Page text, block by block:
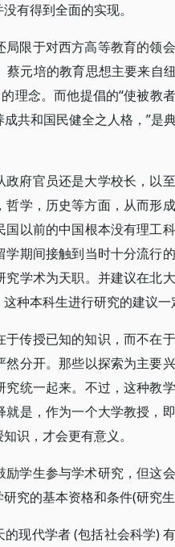
有得到全面的实现。
限于对西方高等教育的领
元培的教育思想主要来自
理念。而他提倡的“使被教
成共和国民健全之人格，”
府官员还是大学校长，以
学，历史等方面，从而形
以前的中国根本没有理工
期间接触到当时十分流行
学术为天职。并建议在北
种本科生进行研究的建议一
传授已知的知识，而不在
分开。那些以探索为主要
统一起来。不过，这种教
是，作为一个大学教授，
识，才会更有意义。
学生参与学术研究，但这
究的基本资格和条件(研究生
现代学者 (包括社会科学)